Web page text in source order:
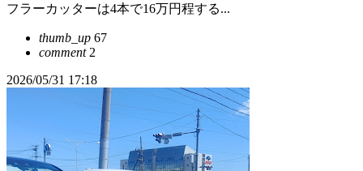
フラーカッターは4本で16万円程する...
thumb_up 67
comment2
2026/05/31 17:18